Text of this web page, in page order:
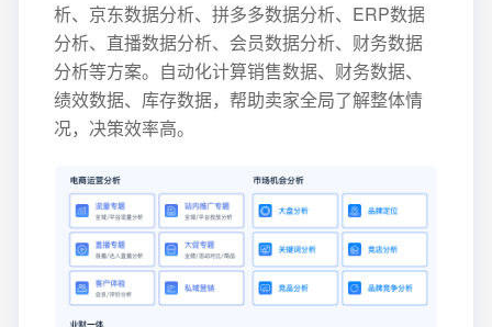
析、京东数据分析、拼多多数据分析、ERP数据
分析、直播数据分析、会员数据分析、财务数据
分析等方案。自动化计算销售数据、财务数据、
绩效数据、库存数据，帮助卖家全局了解整体情
况，决策效率高。